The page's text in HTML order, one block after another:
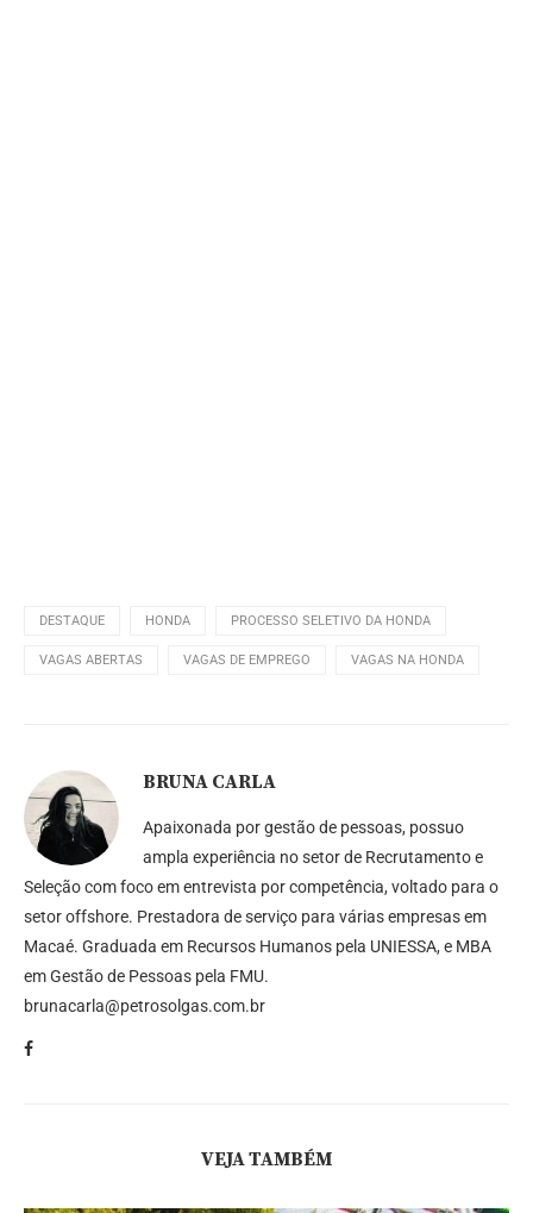
DESTAQUE HONDA PROCESSO SELETIVO DA HONDA
VAGAS ABERTAS VAGAS DE EMPREGO VAGAS NA HONDA
BRUNA CARLA
Apaixonada por gestão de pessoas, possuo
ampla experiência no setor de Recrutamento e
Seleção com foco em entrevista por competência, voltado para o
setor offshore. Prestadora de serviço para várias empresas em
Macaé. Graduada em Recursos Humanos pela UNIESSA, e MBA
em Gestão de Pessoas pela FMU.
brunacarla@petrosolgas.com.br
VEJA TAMBÉM